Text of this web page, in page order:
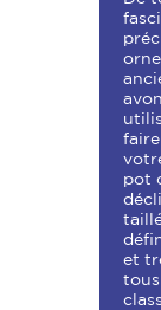
pot
et